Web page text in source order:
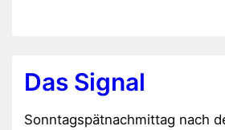
Das Signal
Sonntagspätnachmittag nach